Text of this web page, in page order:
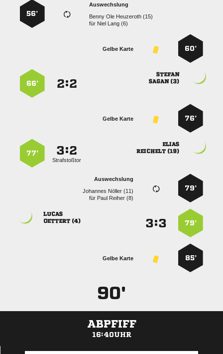
Auswechslung
   
für   
56’
60’
Gelbe Karte

 
:
66’
76’
Gelbe Karte

 
:
Strafstoßtor
77’
79’
Auswechslung
  
für   
79’
:

 
85’
Gelbe Karte
90'
ABPFIFF
16:40UHR
ANZEIGE